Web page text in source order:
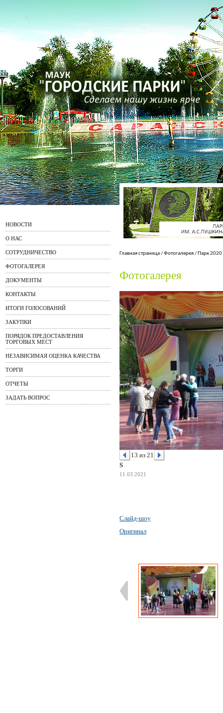
НОВОСТИ
О НАС
СОТРУДНИЧЕСТВО
ФОТОГАЛЕРЕЯ
ДОКУМЕНТЫ
КОНТАКТЫ
ИТОГИ ГОЛОСОВАНИЙ
ЗАКУПКИ
ПОРЯДОК ПРЕДОСТАВЛЕНИЯ
ТОРГОВЫХ МЕСТ
НЕЗАВИСИМАЯ ОЦЕНКА КАЧЕСТВА
ТОРГИ
ОТЧЕТЫ
ЗАДАТЬ ВОПРОС
Главная страница/Фотогалерея/ Парк 2020
Фотогалерея
13 из 21
S
11.03.2021
Слайд-шоу
Оригинал